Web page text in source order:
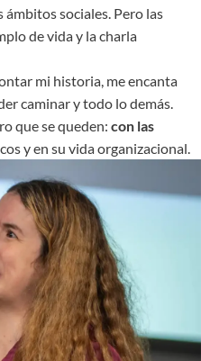
sociales. Pero las
de vida y la charla
mi historia, me encanta
caminar y todo lo demás.
que se queden: con las
y en su vida organizacional.